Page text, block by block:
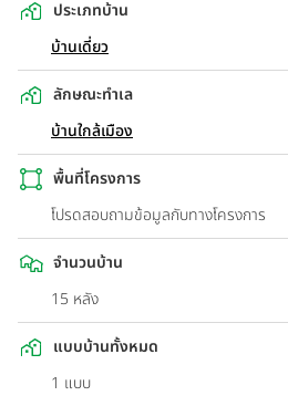
ประเภทบ้าน
บ้านเดี่ยว
ลักษณะทำเล
บ้านใกล้เมือง
พื้นที่โครงการ
โปรดสอบถามข้อมูลกับทางโครงการ
จำนวนบ้าน
15 หลัง
แบบบ้านทั้งหมด
1 แบบ